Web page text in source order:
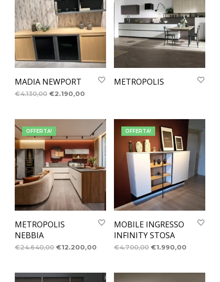
MADIA NEWPORT
€4.130,00 €2.190,00
METROPOLIS
OFFERTA!
METROPOLIS
NEBBIA
€24.640,00 €12.200,00
OFFERTA!
MOBILE INGRESSO
INFINITY STOSA
€4.700,00 €1.990,00